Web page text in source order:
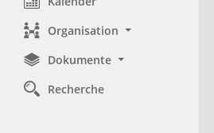
Organisation
Dokumente
Recherche